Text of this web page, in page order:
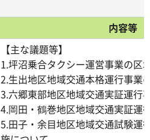
内容等
【主な議題等】
1.坪沼乗合タクシー運営事業の区
2.生出地区地域交通本格運行事業
3.六郷東部地区地域交通実証運行
4.岡田・鶴巻地区地域交通実証運
5.田子・余目地区地域交通試験運